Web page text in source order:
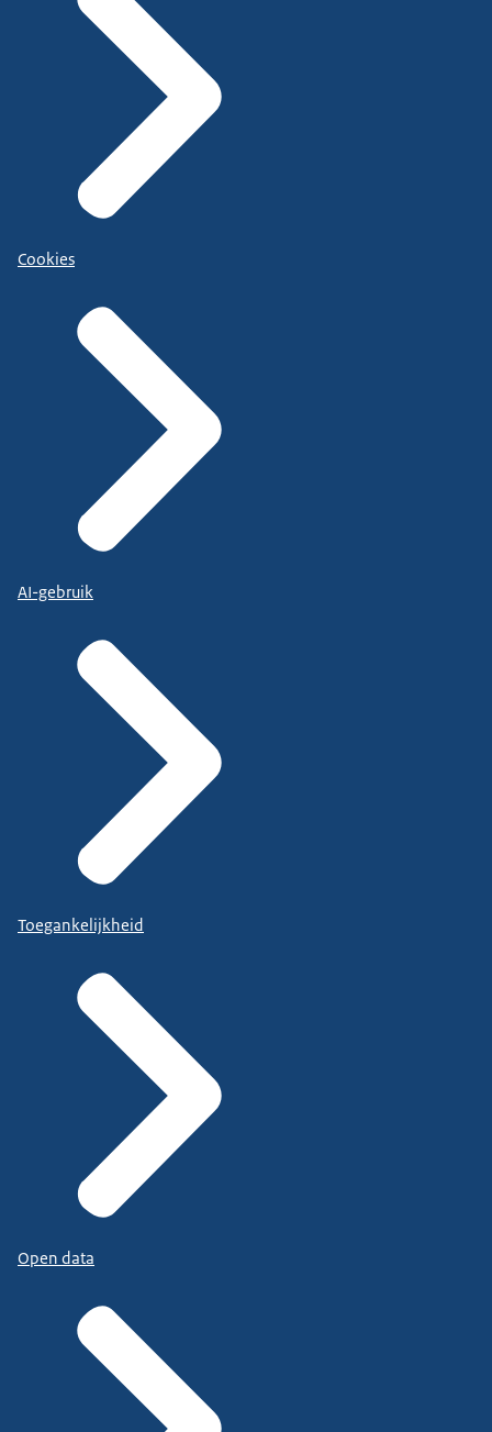
Cookies
AI-gebruik
Toegankelijkheid
Open data